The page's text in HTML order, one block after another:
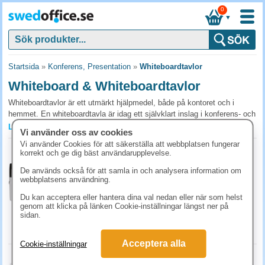
▼
0
Startsida» Konferens, Presentation » Whiteboardtavlor
Whiteboard & Whiteboardtavlor
Whiteboardtavlor är ett utmärkt hjälpmedel, både på kontoret och i
hemmet. En whiteboardtavla är idag ett självklart inslag i konferens- och
mötesrummet. Jobbar ni med ett projekt på kontoret och måste
brainstorma tillsammans? Då är en whiteboardtavla ett essentiellt
verktyg.
Därför behöver ni en whiteboard på kontoret
är det i dag inte ovanligt att mindre versioner av whiteboardtavlor finns
på kontor och andra arbetsplatser, utanför skolans värld. Att snabbt och
användbart för att tillsammans komma nå fram till lösningar. Att ha en
återanvändbar skrivyta är det smidigaste sättet för att snabbt kunna
demonstrera olika tankar för varandra. En liten magnetisk whiteboard är
Läs mer »
Whiteboardtavla magnetisk 25x28cm vit
123.80 kr (inkl. moms)
Whiteboardtavla Nobo Premium stål
Vi använder oss av cookies
Vi använder Cookies för att säkerställa att webbplatsen fungerar
korrekt och ge dig bäst användarupplevelse.
De används också för att samla in och analysera information om
webbplatsens användning.
Du kan acceptera eller hantera dina val nedan eller när som helst
genom att klicka på länken Cookie-inställningar längst ner på
sidan.
Cookie-inställningar Acceptera alla